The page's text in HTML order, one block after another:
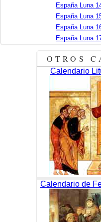
España Luna
España Luna
España Luna
España Luna
OTROS
Calendario
Calendario de